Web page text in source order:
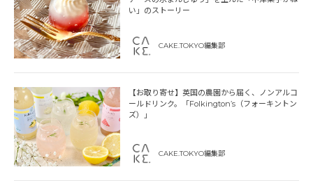
い」のストーリー
CAKE.TOKYO編集部
【お取り寄せ】英国の農園から届く、ノンアルコ
ールドリンク。「Folkington’s（フォーキントン
ズ）」
CAKE.TOKYO編集部